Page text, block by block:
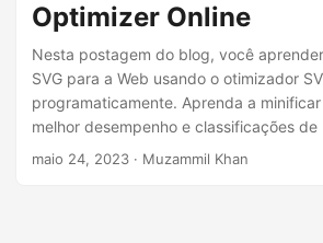
Optimizer Online
Nesta postagem do blog, você
SVG para a Web usando o otimizador
programaticamente. Aprenda a
melhor desempenho e classificações de
altas com nosso guia e ferramentas!
maio 24, 2023 · Muzammil Khan